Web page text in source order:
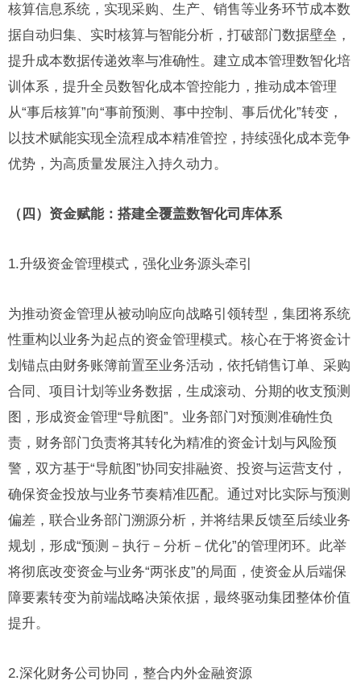
核算信息系统，实现采购、生产、销售等业务环节成本数
据自动归集、实时核算与智能分析，打破部门数据壁垒，
提升成本数据传递效率与准确性。建立成本管理数智化培
训体系，提升全员数智化成本管控能力，推动成本管理
从“事后核算”向“事前预测、事中控制、事后优化”转变，
以技术赋能实现全流程成本精准管控，持续强化成本竞争
优势，为高质量发展注入持久动力。
（四）资金赋能：搭建全覆盖数智化司库体系
1.升级资金管理模式，强化业务源头牵引
为推动资金管理从被动响应向战略引领转型，集团将系统
性重构以业务为起点的资金管理模式。核心在于将资金计
划锚点由财务账簿前置至业务活动，依托销售订单、采购
合同、项目计划等业务数据，生成滚动、分期的收支预测
图，形成资金管理“导航图”。业务部门对预测准确性负
责，财务部门负责将其转化为精准的资金计划与风险预
警，双方基于“导航图”协同安排融资、投资与运营支付，
确保资金投放与业务节奏精准匹配。通过对比实际与预测
偏差，联合业务部门溯源分析，并将结果反馈至后续业务
规划，形成“预测－执行－分析－优化”的管理闭环。此举
将彻底改变资金与业务“两张皮”的局面，使资金从后端保
障要素转变为前端战略决策依据，最终驱动集团整体价值
提升。
2.深化财务公司协同，整合内外金融资源